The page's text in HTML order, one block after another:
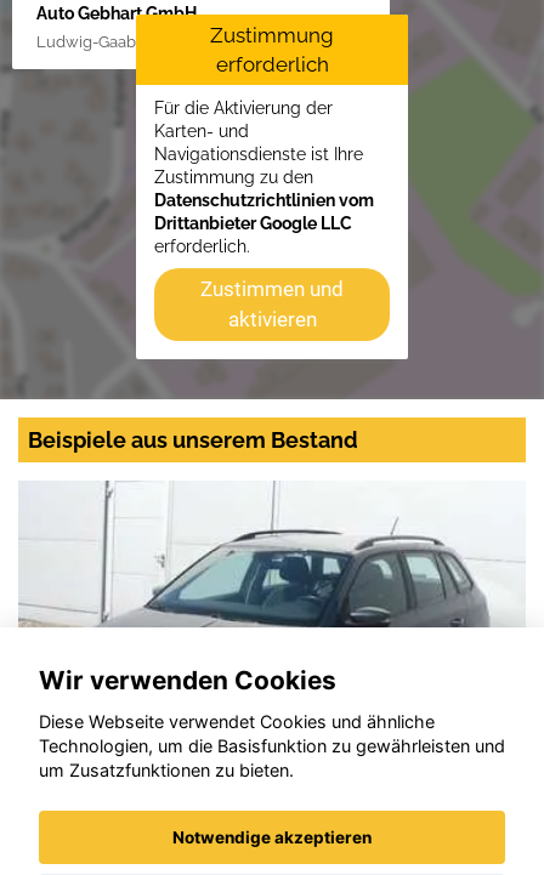
Auto Gebhart GmbH
Ludwig-Gaab-Str. 4, 88427 Bad Schussenried
Zustimmung
erforderlich
Für die Aktivierung der
Karten- und
Navigationsdienste ist Ihre
Zustimmung zu den
Datenschutzrichtlinien vom
Drittanbieter Google LLC
erforderlich.
Zustimmen und
aktivieren
Beispiele aus unserem Bestand
Wir verwenden Cookies
Diese Webseite verwendet Cookies und ähnliche
Technologien, um die Basisfunktion zu gewährleisten und
um Zusatzfunktionen zu bieten.
Notwendige akzeptieren